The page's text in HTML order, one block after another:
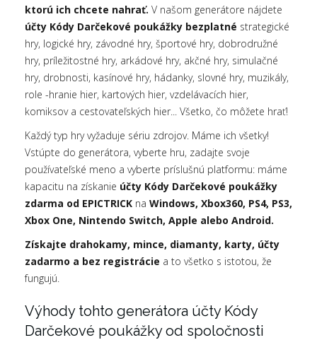
ktorú ich chcete nahrať. V našom generátore nájdete
účty Kódy Darčekové poukážky bezplatné strategické
hry, logické hry, závodné hry, športové hry, dobrodružné
hry, príležitostné hry, arkádové hry, akčné hry, simulačné
hry, drobnosti, kasínové hry, hádanky, slovné hry, muzikály,
role -hranie hier, kartových hier, vzdelávacích hier,
komiksov a cestovateľských hier... Všetko, čo môžete hrať!
Každý typ hry vyžaduje sériu zdrojov. Máme ich všetky!
Vstúpte do generátora, vyberte hru, zadajte svoje
používateľské meno a vyberte príslušnú platformu: máme
kapacitu na získanie účty Kódy Darčekové poukážky
zdarma od EPICTRICK na Windows, Xbox360, PS4, PS3,
Xbox One, Nintendo Switch, Apple alebo Android.
Získajte drahokamy, mince, diamanty, karty, účty
zadarmo a bez registrácie a to všetko s istotou, že
fungujú.
Výhody tohto generátora účty Kódy
Darčekové poukážky od spoločnosti